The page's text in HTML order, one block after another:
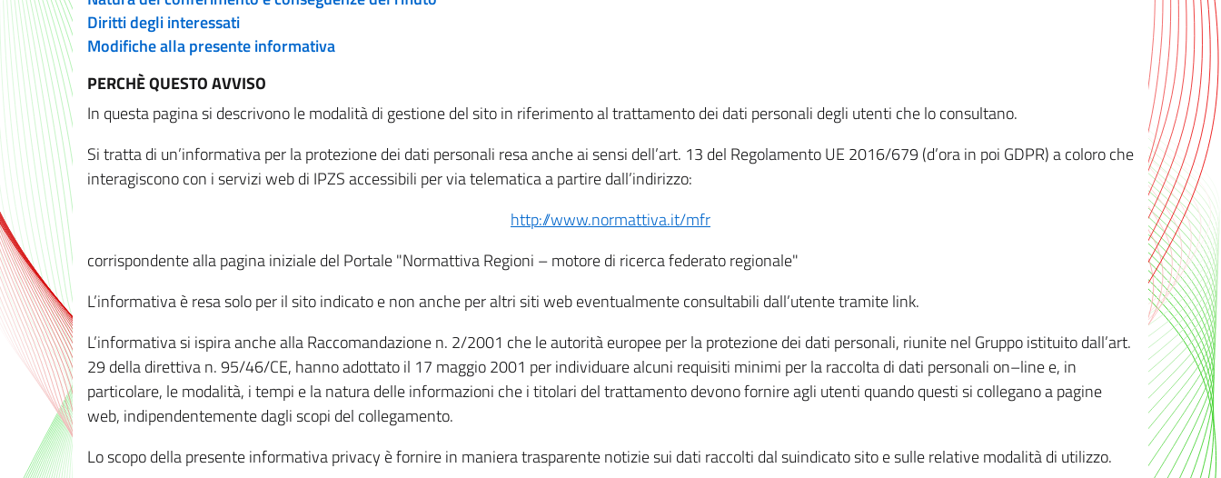
Diritti degli interessati
Modifiche alla presente informativa
PERCHÈ QUESTO AVVISO
In questa pagina si descrivono le modalità di gestione del sito in riferimento al trattamento dei dati personali degli utenti che lo consultano.
Si tratta di un’informativa per la protezione dei dati personali resa anche ai sensi dell’art. 13 del Regolamento UE 2016/679 (d’ora in poi GDPR) a coloro che
interagiscono con i servizi web di IPZS accessibili per via telematica a partire dall’indirizzo:
http://www.normattiva.it/mfr
corrispondente alla pagina iniziale del Portale "Normattiva Regioni – motore di ricerca federato regionale"
L’informativa è resa solo per il sito indicato e non anche per altri siti web eventualmente consultabili dall’utente tramite link.
L’informativa si ispira anche alla Raccomandazione n. 2/2001 che le autorità europee per la protezione dei dati personali, riunite nel Gruppo istituito dall’art.
29 della direttiva n. 95/46/CE, hanno adottato il 17 maggio 2001 per individuare alcuni requisiti minimi per la raccolta di dati personali on–line e, in
particolare, le modalità, i tempi e la natura delle informazioni che i titolari del trattamento devono fornire agli utenti quando questi si collegano a pagine
web, indipendentemente dagli scopi del collegamento.
Lo scopo della presente informativa privacy è fornire in maniera trasparente notizie sui dati raccolti dal suindicato sito e sulle relative modalità di utilizzo.